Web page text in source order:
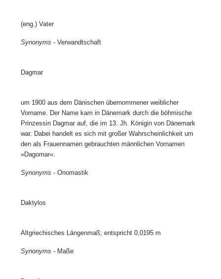
(eng.) Vater
Synonyms - Verwandtschaft
Dagmar
um 1900 aus dem Dänischen übernommener weiblicher
Vorname. Der Name kam in Dänemark durch die böhmische
Prinzessin Dagmar auf, die im 13. Jh. Königin von Dänemark
war. Dabei handelt es sich mit großer Wahrscheinlichkeit um
den als Frauennamen gebrauchten männlichen Vornamen
»Dagomar«.
Synonyms - Onomastik
Daktylos
Altgriechisches Längenmaß; entspricht 0,0195 m
Synonyms - Maße